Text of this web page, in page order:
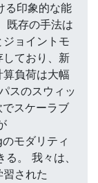
る印象的な能
既存の手法は
ョイントモ
ており、新
負荷は大幅
スのスウィッ
スケーラブ
モダリティ
。 我々は、
された